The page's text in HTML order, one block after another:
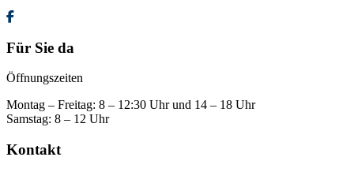
Für Sie da
Öffnungszeiten
Montag – Freitag: 8 – 12:30 Uhr und 14 – 18 Uhr
Samstag: 8 – 12 Uhr
Kontakt